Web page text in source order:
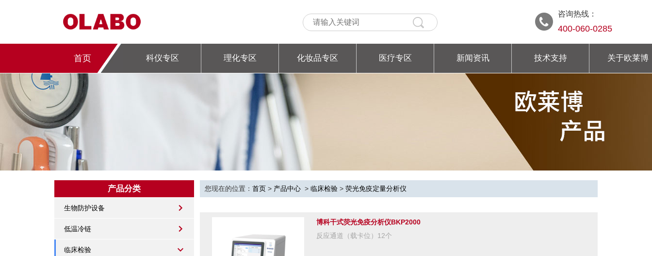
咨询热线：
400-060-0285
首页 科仪专区 理化专区 化妆品专区 医疗专区 新闻资讯 技术支持 关于欧莱博
产品分类
生物防护设备
低温冷链
临床检验
您现在的位置： 首页 > 产品中心 > 临床检验 > 荧光免疫定量分析仪
博科干式荧光免疫分析仪BKP2000
反应通道（载卡位）12个